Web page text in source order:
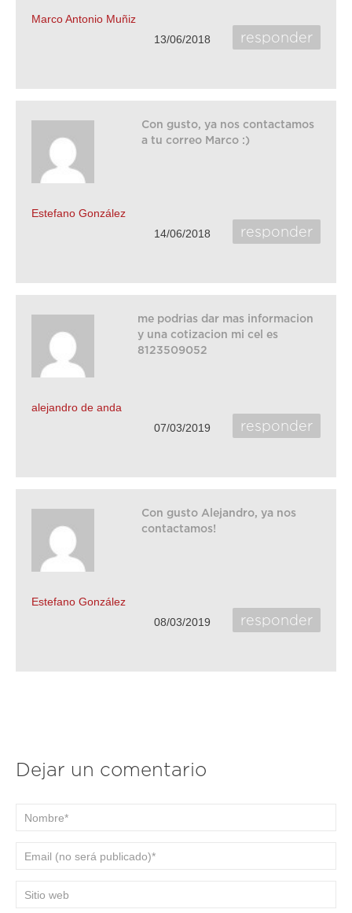
Marco Antonio Muñiz
responder
13/06/2018
Estefano González
Con gusto, ya nos contactamos
a tu correo Marco :)
responder
14/06/2018
alejandro de anda
me podrias dar mas informacion
y una cotizacion mi cel es
8123509052
responder
07/03/2019
Estefano González
Con gusto Alejandro, ya nos
contactamos!
responder
08/03/2019
Dejar un comentario